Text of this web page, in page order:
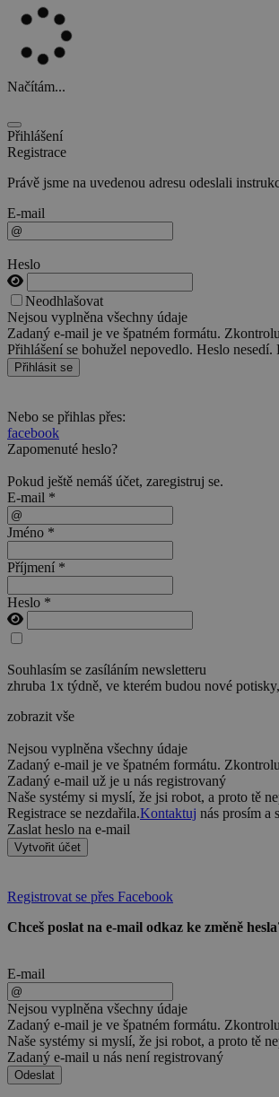
Načítám...
Přihlášení
Registrace
Právě jsme na uvedenou adresu odeslali
E-mail
Heslo
Neodhlašovat
Nejsou vyplněna všechny údaje
Zadaný e-mail je ve špatném formátu.
Přihlášení se bohužel nepovedlo. Heslo
Přihlásit se
Nebo se přihlas přes:
facebook
Zapomenuté heslo?
Pokud ještě nemáš účet, zaregistruj se.
E-mail *
Jméno *
Příjmení *
Heslo *
Souhlasím se zasíláním newsletteru
zhruba 1x týdně, ve kterém budou nové
zobrazit vše
Nejsou vyplněna všechny údaje
Zadaný e-mail je ve špatném formátu.
Zadaný e-mail už je u nás registrovaný
Naše systémy si myslí, že jsi robot, a proto tě
Registrace se nezdařila.Kontaktuj nás prosím a
Zaslat heslo na e-mail
Vytvořit účet
Registrovat se přes Facebook
Chceš poslat na e-mail odkaz ke změně
E-mail
Nejsou vyplněna všechny údaje
Zadaný e-mail je ve špatném formátu.
Naše systémy si myslí, že jsi robot, a proto tě
Zadaný e-mail u nás není registrovaný
Odeslat